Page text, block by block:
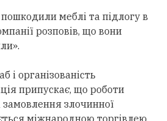
меблі та підлогу в
розповів, що вони
і організованість
припускає, що роботи
злочинної
міжнародною торгівлею